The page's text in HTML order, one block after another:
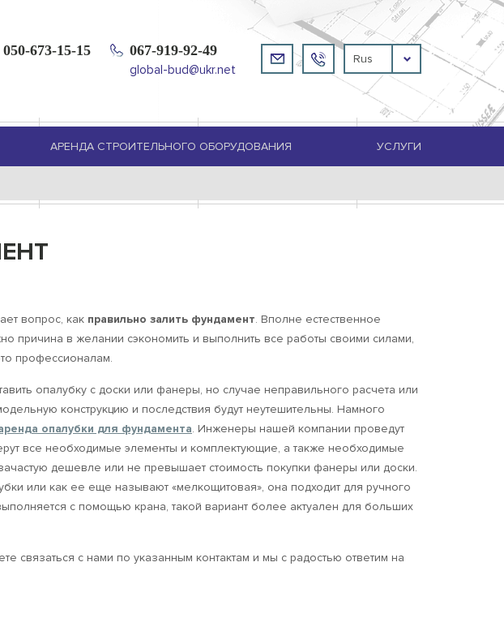
050-673-15-15 067-919-92-49
global-bud@ukr.net
Rus
АРЕНДА СТРОИТЕЛЬНОГО ОБОРУДОВАНИЯ УСЛУГИ
вопрос, как правильно залить фундамент. Вполне естественное
причина в желании сэкономить и выполнить все работы своими силами,
профессионалам.
опалубку с доски или фанеры, но случае неправильного расчета или
конструкцию и последствия будут неутешительны. Намного
опалубки для фундамента. Инженеры нашей компании проведут
все необходимые элементы и комплектующие, а также необходимые
дешевле или не превышает стоимость покупки фанеры или доски.
или как ее еще называют «мелкощитовая», она подходит для ручного
с помощью крана, такой вариант более актуален для больших
связаться с нами по указанным контактам и мы с радостью ответим на